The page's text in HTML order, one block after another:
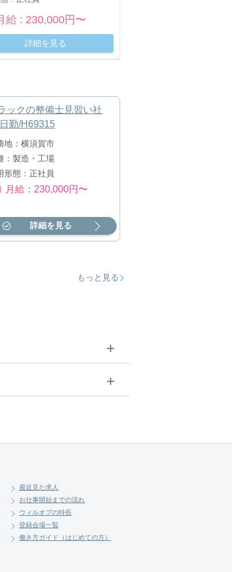
給 230,000円〜
詳細を見る
ックの整備士見習い社
勤/H69315
地：横須賀市
：製造・工場
形態：正社員
月給：230,000円〜
詳細を見る
もっと見る
最近見た求人
お仕事開始までの流れ
ウィルオブの特長
登録会場一覧
働き方ガイド（はじめての方）